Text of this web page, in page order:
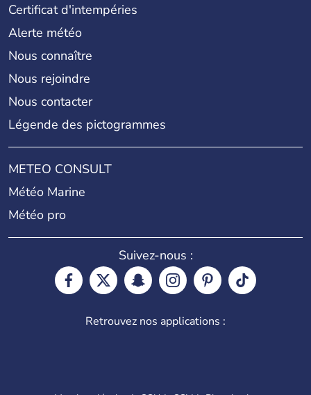
Certificat d'intempéries
Alerte météo
Nous connaître
Nous rejoindre
Nous contacter
Légende des pictogrammes
METEO CONSULT
Météo Marine
Météo pro
Suivez-nous :
Retrouvez nos applications :